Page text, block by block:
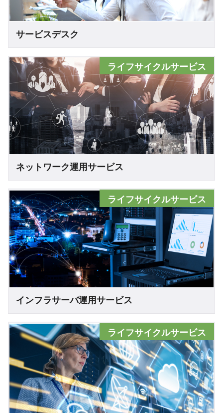
サービスデスク
ライフサイクルサービス
ネットワーク運用サービス
ライフサイクルサービス
インフラサーバ運用サービス
ライフサイクルサービス